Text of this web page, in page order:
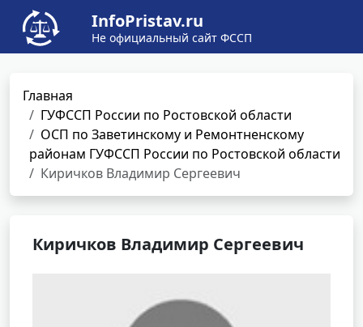
InfoPristav.ru
Не официальный сайт ФССП
Главная
ГУФССП России по Ростовской области
ОСП по Заветинскому и Ремонтненскому
районам ГУФССП России по Ростовской области
Киричков Владимир Сергеевич
Киричков Владимир Сергеевич